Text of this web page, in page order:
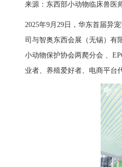
来源：东西部小动物临床兽医
2025年9月29日，华东首届异
司与智奥东西会展（无锡）有
小动物保护协会两爬分会 、
业者、养殖爱好者、电商平台